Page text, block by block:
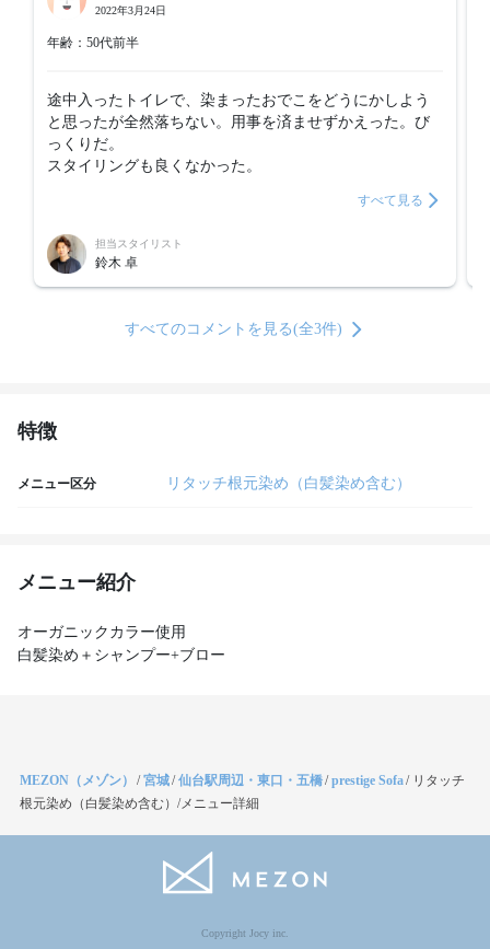
2022年3月24日
年齢：50代前半
途中入ったトイレで、染まったおでこをどうにかしよう
と思ったが全然落ちない。用事を済ませずかえった。び
っくりだ。
スタイリングも良くなかった。
すべて見る
担当スタイリスト
鈴木 卓
すべてのコメントを見る(全3件)
特徴
メニュー区分 リタッチ根元染め（白髪染め含む）
メニュー紹介
オーガニックカラー使用
MEZON（メゾン） /宮城/仙台駅周辺・東口・五橋/prestige Sofa/ リタッチ
根元染め（白髪染め含む）/メニュー詳細
Copyright Jocy inc.